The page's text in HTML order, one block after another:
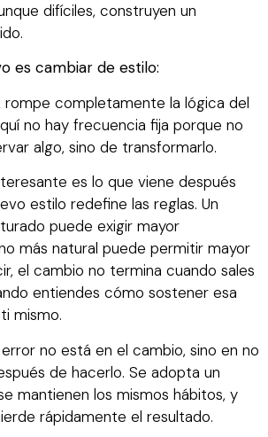
difíciles, construyen un
es cambiar de estilo:
rompe completamente la lógica del
no hay frecuencia fija porque no
algo, sino de transformarlo.
es lo que viene después
estilo redefine las reglas. Un
puede exigir mayor
más natural puede permitir mayor
el cambio no termina cuando sales
entiendes cómo sostener esa
mismo.
no está en el cambio, sino en no
de hacerlo. Se adopta un
mantienen los mismos hábitos, y
rápidamente el resultado.